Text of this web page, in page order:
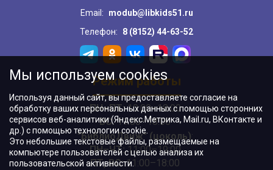
Email:
modub@libkids51.ru
Телефон:
8 (8152) 44-63-52
Режим работы
ПН–ПТ:10:00–18:00
ВС:11:00–18:00
"БиблиоДвиж" (цоколь):
ПН–ЧТ:11:00–19:00
ПТ, ВС:11:00–18:00
Мы используем cookies
Используя данный сайт, вы предоставляете согласие на
обработку ваших персональных данных с помощью сторонних
сервисов веб-аналитики (Яндекс.Метрика, Mail.ru, ВКонтакте и
др.) с помощью технологии cookie.
Это небольшие текстовые файлы, размещаемые на
компьютере пользователей с целью анализа их
пользовательской активности.